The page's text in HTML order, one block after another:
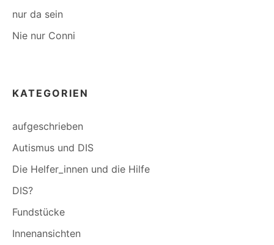
nur da sein
Nie nur Conni
KATEGORIEN
aufgeschrieben
Autismus und DIS
Die Helfer_innen und die Hilfe
DIS?
Fundstücke
Innenansichten